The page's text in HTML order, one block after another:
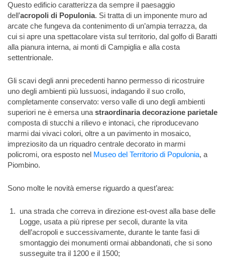
Questo edificio caratterizza da sempre il paesaggio
dell’acropoli di Populonia. Si tratta di un imponente muro ad
arcate che fungeva da contenimento di un’ampia terrazza, da
cui si apre una spettacolare vista sul territorio, dal golfo di Baratti
alla pianura interna, ai monti di Campiglia e alla costa
settentrionale.
Gli scavi degli anni precedenti hanno permesso di ricostruire
uno degli ambienti più lussuosi, indagando il suo crollo,
completamente conservato: verso valle di uno degli ambienti
superiori ne è emersa una straordinaria decorazione parietale
composta di stucchi a rilievo e intonaci, che riproducevano
marmi dai vivaci colori, oltre a un pavimento in mosaico,
impreziosito da un riquadro centrale decorato in marmi
policromi, ora esposto nel Museo del Territorio di Populonia, a
Piombino.
Sono molte le novità emerse riguardo a quest’area:
una strada che correva in direzione est-ovest alla base delle
Logge, usata a più riprese per secoli, durante la vita
dell’acropoli e successivamente, durante le tante fasi di
smontaggio dei monumenti ormai abbandonati, che si sono
susseguite tra il 1200 e il 1500;